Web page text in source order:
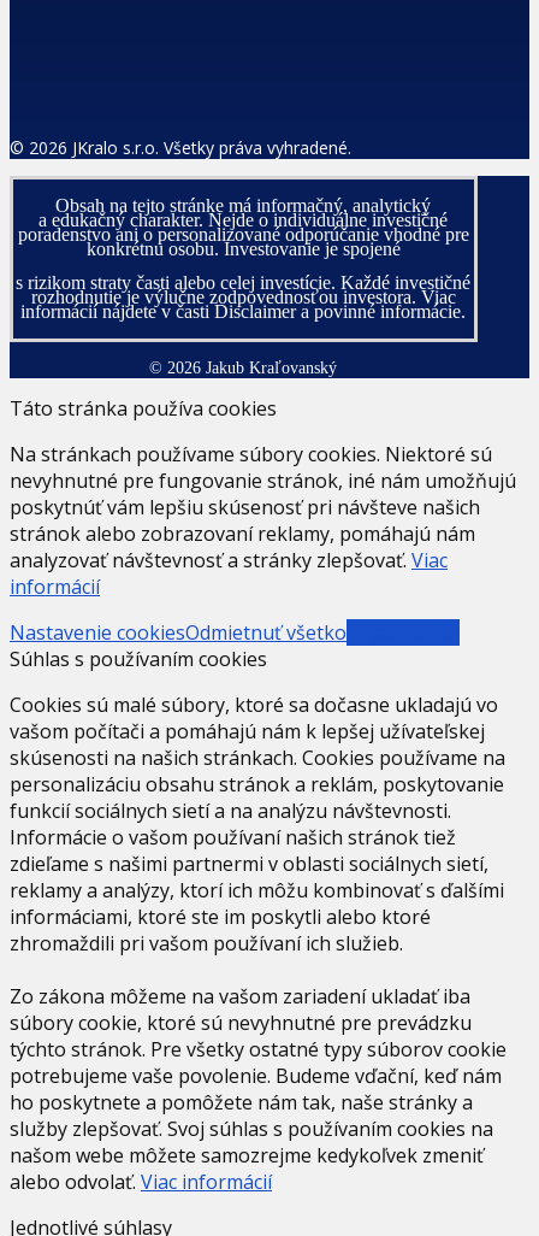
© 2026 JKralo s.r.o. Všetky práva vyhradené.
Obsah na tejto stránke má informačný, analytický
a edukačný charakter. Nejde o individuálne investičné
poradenstvo ani o personalizované odporúčanie vhodné pre
konkrétnu osobu. Investovanie je spojené
s rizikom straty časti alebo celej investície. Každé investičné
rozhodnutie je výlučne zodpovednosťou investora. Viac
informácií nájdete v časti Disclaimer a povinné informácie.
© 2026 Jakub Kraľovanský
Táto stránka používa cookies
Na stránkach používame súbory cookies. Niektoré sú
nevyhnutné pre fungovanie stránok, iné nám umožňujú
poskytnúť vám lepšiu skúsenosť pri návšteve našich
stránok alebo zobrazovaní reklamy, pomáhajú nám
analyzovať návštevnosť a stránky zlepšovať. Viac
informácií
Nastavenie cookiesOdmietnuť všetko
Súhlas s používaním cookies
Cookies sú malé súbory, ktoré sa dočasne ukladajú vo
vašom počítači a pomáhajú nám k lepšej užívateľskej
skúsenosti na našich stránkach. Cookies používame na
personalizáciu obsahu stránok a reklám, poskytovanie
funkcií sociálnych sietí a na analýzu návštevnosti.
Informácie o vašom používaní našich stránok tiež
zdieľame s našimi partnermi v oblasti sociálnych sietí,
reklamy a analýzy, ktorí ich môžu kombinovať s ďalšími
informáciami, ktoré ste im poskytli alebo ktoré
zhromaždili pri vašom používaní ich služieb.
Zo zákona môžeme na vašom zariadení ukladať iba
súbory cookie, ktoré sú nevyhnutné pre prevádzku
týchto stránok. Pre všetky ostatné typy súborov cookie
potrebujeme vaše povolenie. Budeme vďační, keď nám
ho poskytnete a pomôžete nám tak, naše stránky a
služby zlepšovať. Svoj súhlas s používaním cookies na
našom webe môžete samozrejme kedykoľvek zmeniť
alebo odvolať. Viac informácií
Jednotlivé súhlasy